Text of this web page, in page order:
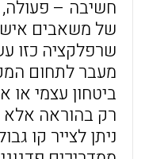
חשיבה – פעולה,
של משאבים
שרפלקציה כזו
מעבר לתחום
ביטחון עצמי
רק בהוראה אלא
ניתן לצייר קו